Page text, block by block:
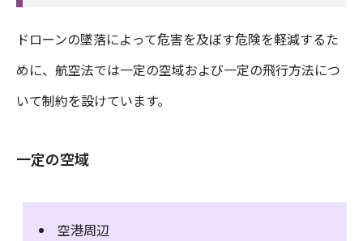
ドローンの墜落によって危害を及ぼす危険を軽減するた
めに、航空法では一定の空域および一定の飛行方法につ
いて制約を設けています。
一定の空域
空港周辺